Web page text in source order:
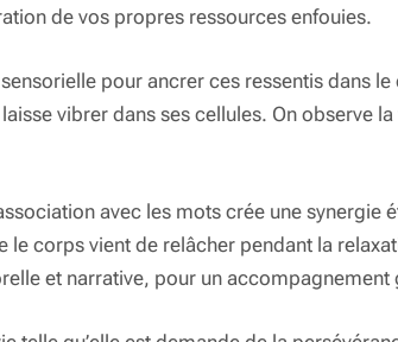
de vos propres ressources enfouies.
pour ancrer ces ressentis dans
vibrer dans ses cellules. On observe
avec les mots crée une synergie
corps vient de relâcher pendant la
et narrative, pour un accompagnement